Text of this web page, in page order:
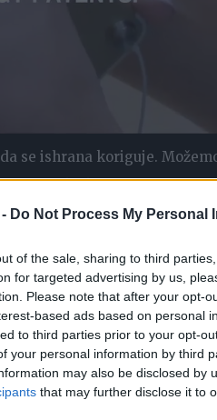
Do Not Process My Personal
of the sale, sharing to third
for targeted advertising by us,
Please note that after your opt-
based ads based on personal
to third parties prior to your opt-
your personal information by third
may also be disclosed by
that may further disclose it to
se ishrana koriguje.
gubitka kilograma.
ili ne daj bože
tvrdi doktor Predrag
da prestanemo da
korigovati samo